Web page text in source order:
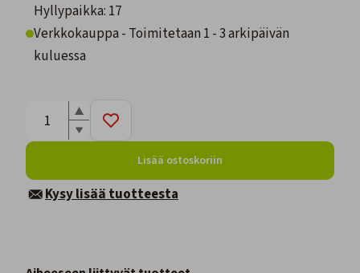
Hyllypaikka: 17
Verkkokauppa - Toimitetaan 1 - 3 arkipäivän
kuluessa
Lisää ostoskoriin
Kysy lisää tuotteesta